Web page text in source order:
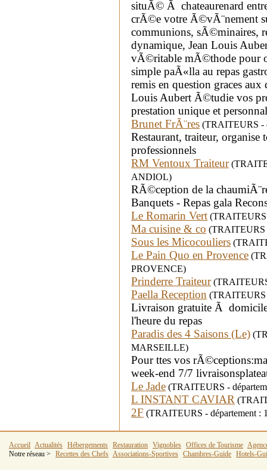
situÃ© Ã chateaurenard
crÃ©e votre Ã©vÃ¨nement
communions, sÃ©minaires,
dynamique, Jean Louis
vÃ©ritable mÃ©thode pour
simple paÃ«lla au repas
remis en question graces
Louis Aubert Ã©tudie vos
prestation unique et
Brunet FrÃ¨res (TRAITEURS -
Restaurant, traiteur,
professionnels
RM Ventoux Traiteur
ANDIOL)
RÃ©ception de la
Banquets - Repas gala
Le Romarin Vert (TRAITEURS
Ma cuisine & co (TRAITEURS
Sous les Micocouliers
Le Pain Quo en Provence
PROVENCE)
Prinderre Traiteur
Paella Reception (TRAITEURS
Livraison gratuite Ã
l'heure du repas
Paradis des 4 Saisons (Le)
MARSEILLE)
Pour ttes vos
week-end 7/7
Le Jade (TRAITEURS -
L INSTANT CAVIAR
2F (TRAITEURS - département
Accueil Actualités Hébergements Restauration Vignobles Offices de Tourisme
Notre réseau >
Recettes des Chefs Associations-Sportives Chambres-Guide Hotels-